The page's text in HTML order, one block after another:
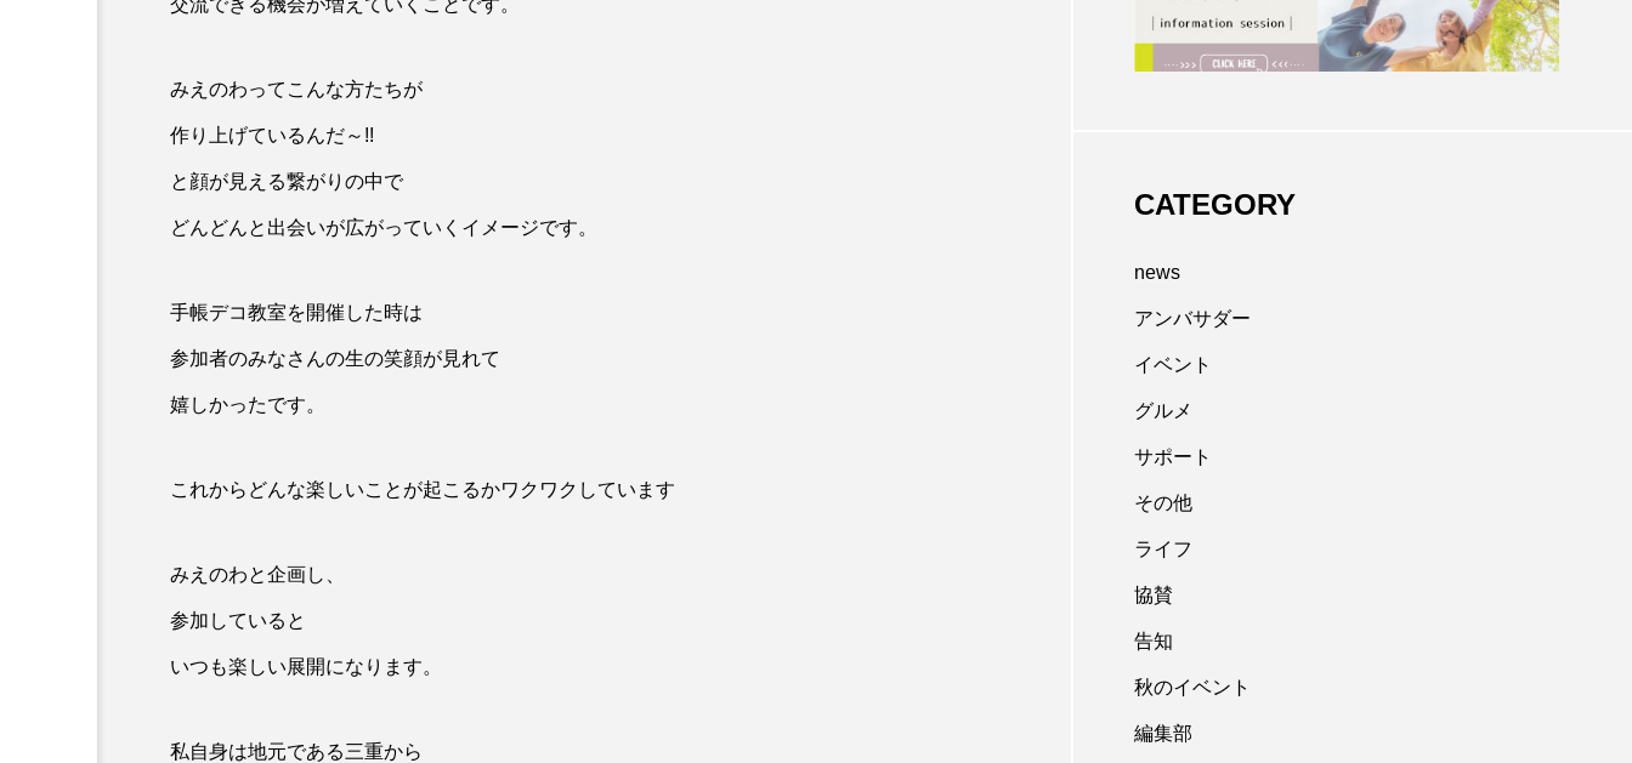
交流できる機会が増えていくことです。
みえのわってこんな方たちが
作り上げているんだ～!!
と顔が見える繋がりの中で
どんどんと出会いが広がっていくイメージです。
手帳デコ教室を開催した時は
参加者のみなさんの生の笑顔が見れて
嬉しかったです。
これからどんな楽しいことが起こるかワクワクしています
みえのわと企画し、
参加していると
いつも楽しい展開になります。
私自身は地元である三重から
CATEGORY
news
アンバサダー
イベント
グルメ
サポート
その他
ライフ
協賛
告知
秋のイベント
編集部